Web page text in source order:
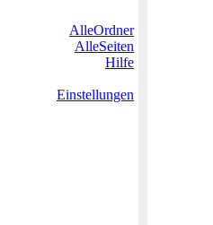
AlleOrdner
AlleSeiten
Hilfe
Einstellungen